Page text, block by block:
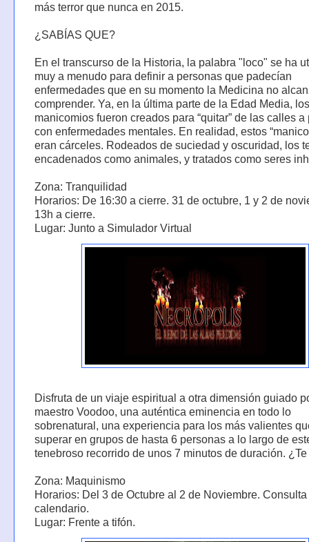
más terror que nunca en 2015.
¿SABÍAS QUE?
En el transcurso de la Historia, la palabra "loco" se ha
muy a menudo para definir a personas que padecían
enfermedades que en su momento la Medicina no
comprender. Ya, en la última parte de la Edad Media, los
manicomios fueron creados para “quitar” de las calles a
con enfermedades mentales. En realidad, estos
eran cárceles. Rodeados de suciedad y oscuridad, los
encadenados como animales, y tratados como seres
Zona: Tranquilidad
Horarios: De 16:30 a cierre. 31 de octubre, 1 y 2 de
13h a cierre.
Lugar: Junto a Simulador Virtual
Disfruta de un viaje espiritual a otra dimensión guiado
maestro Voodoo, una auténtica eminencia en todo lo
sobrenatural, una experiencia para los más valientes
superar en grupos de hasta 6 personas a lo largo de
tenebroso recorrido de unos 7 minutos de duración.
Zona: Maquinismo
Horarios: Del 3 de Octubre al 2 de Noviembre. Consulta
calendario.
Lugar: Frente a tifón.